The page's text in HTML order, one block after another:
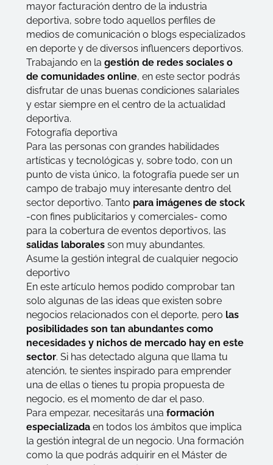
mayor facturación dentro de la industria
deportiva, sobre todo aquellos perfiles de
medios de comunicación o blogs especializados
en deporte y de diversos influencersdeportivos.
Trabajando en lagestión de redes sociales o
de comunidades online, en este sector podrás
disfrutar de unas buenas condiciones salariales
y estar siempre en el centro de la actualidad
deportiva.
Fotografía deportiva
Para las personas con grandes habilidades
artísticas y tecnológicas y, sobre todo, con un
punto de vista único, la fotografía puede ser un
campo de trabajo muy interesante dentro del
sector deportivo. Tanto para imágenes de stock
-con fines publicitarios y comerciales- como
para la cobertura de eventos deportivos, las
salidas laborales son muy abundantes.
Asume la gestión integral de cualquier negocio
deportivo
En este artículo hemos podido comprobar tan
solo algunas de las ideas que existen sobre
negocios relacionados con el deporte, pero las
posibilidades son tan abundantes como
necesidades y nichos de mercado hay en este
sector. Si has detectado alguna que llama tu
atención, te sientes inspirado para emprender
una de ellas o tienes tu propia propuesta de
negocio, es el momento de dar el paso.
Para empezar, necesitarás unaformación
especializada en todos los ámbitos que implica
la gestión integral de un negocio. Una formación
como la que podrás adquirir en el Máster de